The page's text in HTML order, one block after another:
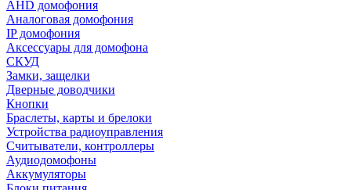
AHD домофония
Аналоговая домофония
IP домофония
Аксессуары для домофона
СКУД
Замки, защелки
Дверные доводчики
Кнопки
Браслеты, карты и брелоки
Устройства радиоуправления
Считыватели, контроллеры
Аудиодомофоны
Аккумуляторы